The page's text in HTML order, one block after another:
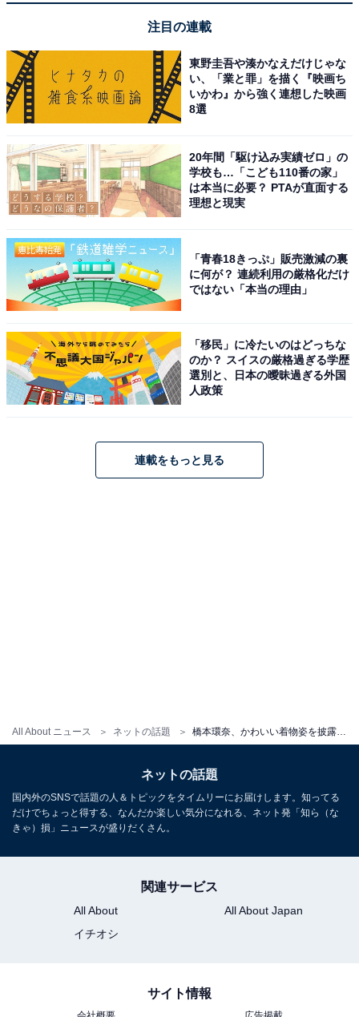
All About ニュース ネットの話題
注目の連載
東野圭吾や湊かなえだけじゃな
い、「業と罪」を描く『映画ち
いかわ』から強く連想した映画
8選
20年間「駆け込み実績ゼロ」の
学校も…「こども110番の家」
は本当に必要？ PTAが直面する
理想と現実
「青春18きっぷ」販売激減の裏
に何が？ 連続利用の厳格化だけ
ではない「本当の理由」
「移民」に冷たいのはどっちな
のか？ スイスの厳格過ぎる学歴
選別と、日本の曖昧過ぎる外国
人政策
連載をもっと見る
ネットの話題
国内外のSNSで話題の人＆トピックをタイムリーにお届けします。知ってる
だけでちょっと得する、なんだか楽しい気分になれる、ネット発「知ら（な
きゃ）損」ニュースが盛りだくさん。
関連サービス
All About
All About Japan
イチオシ
サイト情報